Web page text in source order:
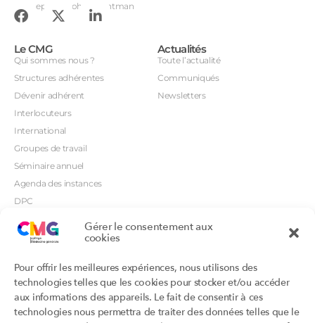
Gérer le consentement aux
cookies
Pour offrir les meilleures expériences, nous utilisons des
technologies telles que les cookies pour stocker et/ou accéder
aux informations des appareils. Le fait de consentir à ces
technologies nous permettra de traiter des données telles que le
Conception : John Brightman
Le CMG
Qui sommes nous ?
Structures adhérentes
Dévenir adhérent
Interlocuteurs
International
Groupes de travail
Séminaire annuel
Agenda des instances
DPC
CSI
Orientations prioritaires
Actualités
Toute l’actualité
Communiqués
Newsletters
Productions
Productions du Collège
Productions des structures
adhérentes
Portails
Annuaire DU/DIU
Archimede.fr
Ebmfrance.net